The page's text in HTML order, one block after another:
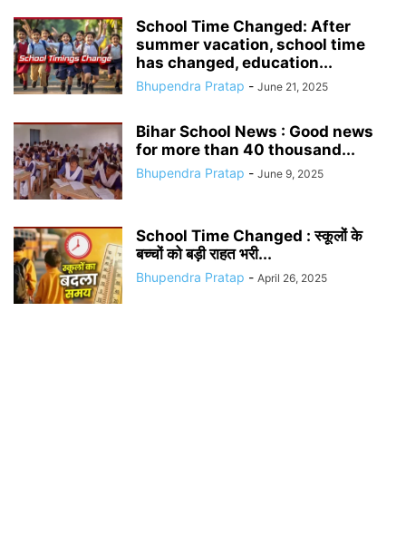
School Time Changed: After
summer vacation, school time
has changed, education...
Bhupendra Pratap - June 21, 2025
Bihar School News : Good news
for more than 40 thousand...
Bhupendra Pratap - June 9, 2025
School Time Changed : स्कूलों के
बच्चों को बड़ी राहत भरी...
Bhupendra Pratap - April 26, 2025